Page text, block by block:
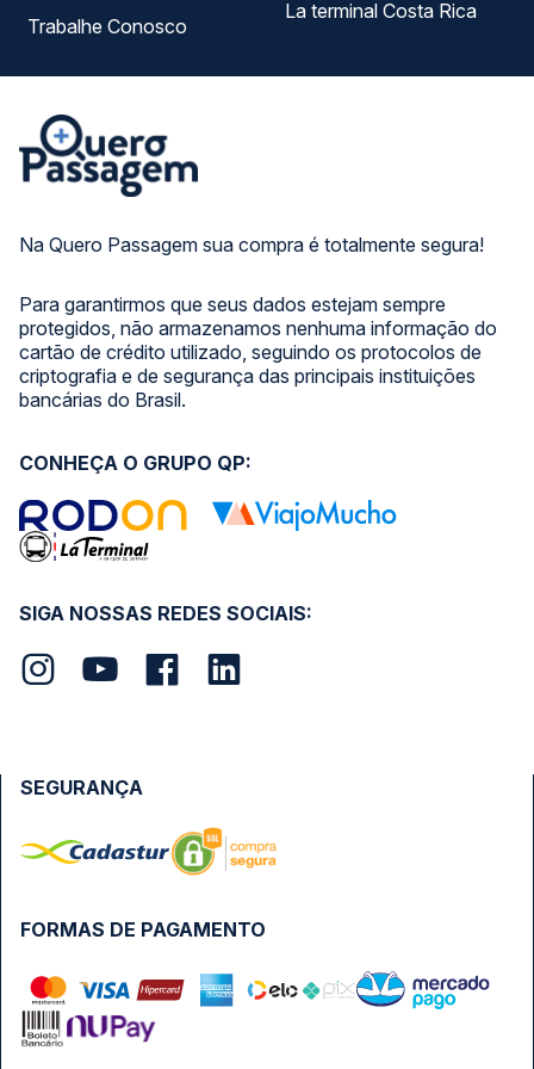
Na Quero Passagem sua compra é totalmente segura!
Para garantirmos que seus dados estejam sempre
protegidos, não armazenamos nenhuma informação do
cartão de crédito utilizado, seguindo os protocolos de
criptografia e de segurança das principais instituições
bancárias do Brasil.
Trabalhe Conosco
La terminal Costa Rica
SIGA NOSSAS REDES SOCIAIS:
CONHEÇA O GRUPO QP:
FORMAS DE PAGAMENTO
SEGURANÇA